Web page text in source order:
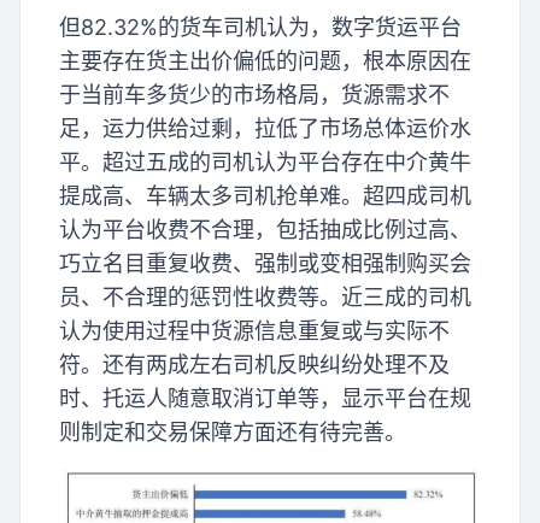
但82.32%的货车司机认为，数字货运平台
主要存在货主出价偏低的问题，根本原因在
于当前车多货少的市场格局，货源需求不
足，运力供给过剩，拉低了市场总体运价水
平。超过五成的司机认为平台存在中介黄牛
提成高、车辆太多司机抢单难。超四成司机
认为平台收费不合理，包括抽成比例过高、
巧立名目重复收费、强制或变相强制购买会
员、不合理的惩罚性收费等。近三成的司机
认为使用过程中货源信息重复或与实际不
符。还有两成左右司机反映纠纷处理不及
时、托运人随意取消订单等，显示平台在规
则制定和交易保障方面还有待完善。